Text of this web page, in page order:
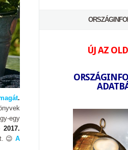
.
egy
2017.
😉 A
ÚJ AZ